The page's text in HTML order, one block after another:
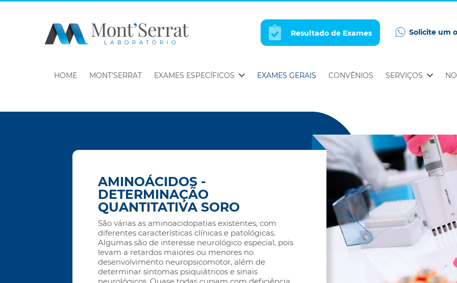
Resultado de Exames Solicite um
HOME MONT’SERRAT EXAMES ESPECÍFICOS EXAMES GERAIS CONVÊNIOS SERVIÇOS
AMINOÁCIDOS -
DETERMINAÇÃO
QUANTITATIVA SORO
São várias as aminoacidopatias existentes, com
diferentes características clínicas e patológicas.
Algumas são de interesse neurológico especial, pois
levam a retardos maiores ou menores no
desenvolvimento neuropsicomotor, além de
determinar sintomas psiquiátricos e sinais